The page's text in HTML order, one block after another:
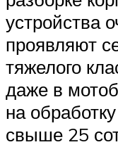
устройства
проявляют
тяжелого
даже в
на
свыше 25